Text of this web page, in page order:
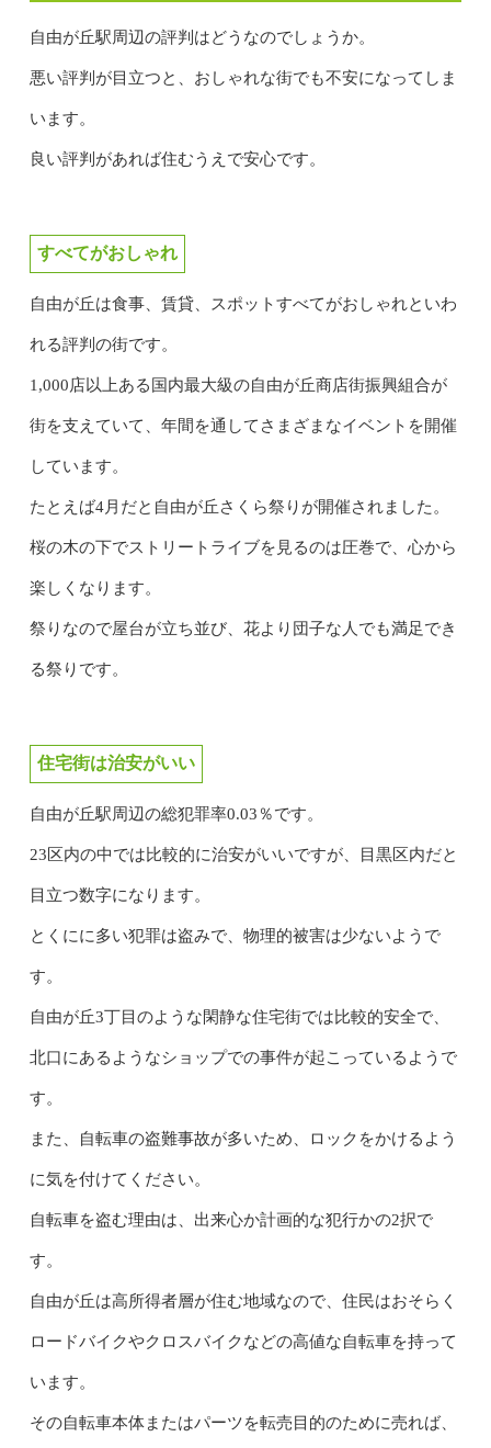
自由が丘駅周辺の評判はどうなのでしょうか。
悪い評判が目立つと、おしゃれな街でも不安になってしま
います。
良い評判があれば住むうえで安心です。
すべてがおしゃれ
自由が丘は食事、賃貸、スポットすべてがおしゃれといわ
れる評判の街です。
1,000店以上ある国内最大級の自由が丘商店街振興組合が
街を支えていて、年間を通してさまざまなイベントを開催
しています。
たとえば4月だと自由が丘さくら祭りが開催されました。
桜の木の下でストリートライブを見るのは圧巻で、心から
楽しくなります。
祭りなので屋台が立ち並び、花より団子な人でも満足でき
る祭りです。
住宅街は治安がいい
自由が丘駅周辺の総犯罪率0.03％です。
23区内の中では比較的に治安がいいですが、目黒区内だと
目立つ数字になります。
とくにに多い犯罪は盗みで、物理的被害は少ないようで
す。
自由が丘3丁目のような閑静な住宅街では比較的安全で、
北口にあるようなショップでの事件が起こっているようで
す。
また、自転車の盗難事故が多いため、ロックをかけるよう
に気を付けてください。
自転車を盗む理由は、出来心か計画的な犯行かの2択で
す。
自由が丘は高所得者層が住む地域なので、住民はおそらく
ロードバイクやクロスバイクなどの高値な自転車を持って
います。
その自転車本体またはパーツを転売目的のために売れば、